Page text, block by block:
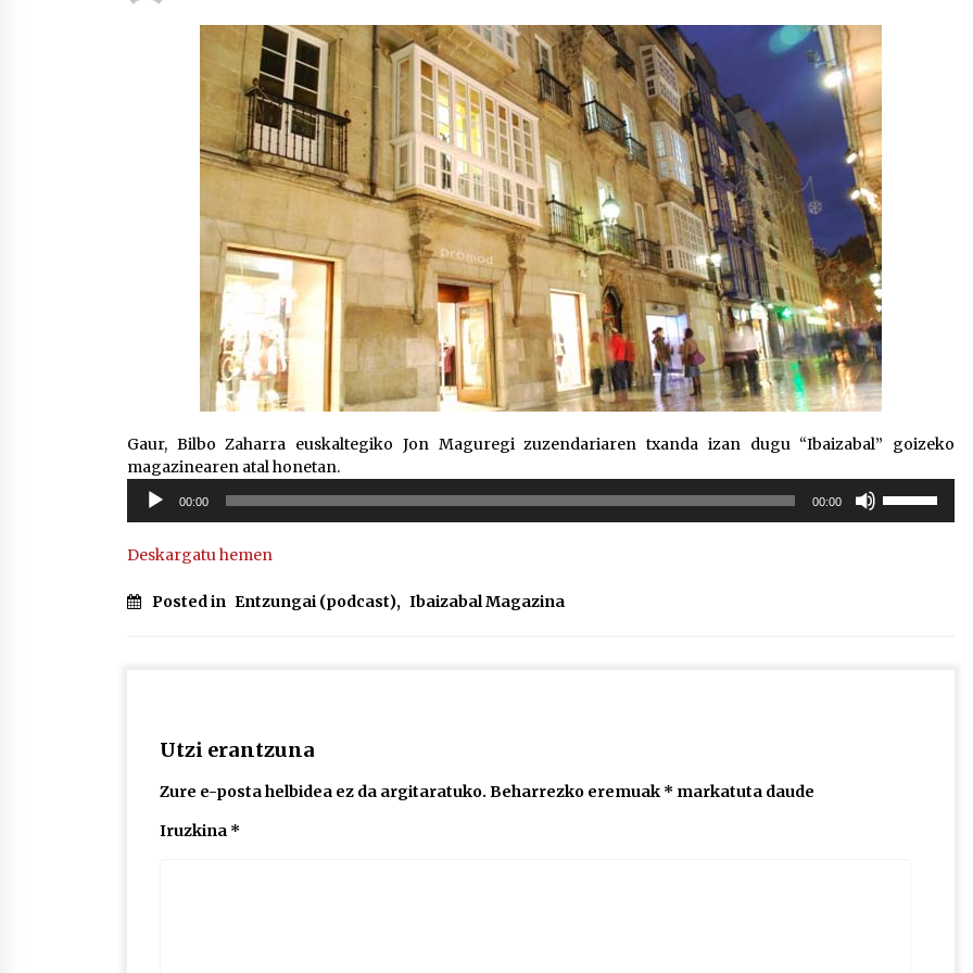
2026/07/16
POTTO: San Pedro jaietako bertso-
saioa
2026/07/09
Larunbatean Plentziako Itsas
Martxa ospatuko da
2026/07/07
Auritz Iñurrietaren margoak
ikusgai Uribitarte40 aretoan
2026/07/03
SOINUGELA: Paul McCartney eta
Ringo Starr-en lan berriak
2026/07/03
Gaur, Bilbo Zaharra euskaltegiko Jon Maguregi zuzendariaren txanda izan dugu “Ibaizabal” goizeko
magazinearen atal honetan.
Soinu
erreproduzigailua
00:00 00:00
Deskargatu hemen
Posted in Entzungai (podcast), Ibaizabal Magazina
Utzi erantzuna
Zure e-posta helbidea ez da argitaratuko. Beharrezko eremuak * markatuta daude
Iruzkina *